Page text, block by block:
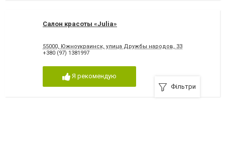
Салон красоты «Julia»
55000, Южноукраинск, улица Дружбы народов, 33
+380 (97) 1381997
Я рекомендую
Фільтри